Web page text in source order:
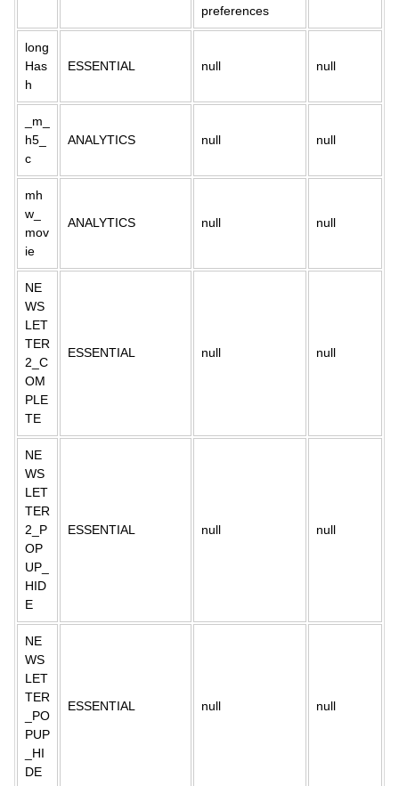
preferences
long
Has
h
ESSENTIAL null null
_m_
h5_
c
ANALYTICS null null
mh
w_
mov
ie
ANALYTICS null null
NE
WS
LET
TER
2_C
OM
PLE
TE
ESSENTIAL null null
NE
WS
LET
TER
2_P
OP
UP_
HID
E
ESSENTIAL null null
NE
WS
LET
TER
_PO
PUP
_HI
DE
ESSENTIAL null null